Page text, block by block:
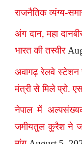
राजनैतिक व्यंग्य-
अंग दान, महा
भारत की तस्वीर
अवागढ़ रेलवे स्टेशन
मंत्री से मिले प्रो.
नेपाल में
जमीयतुल कुरैश ने